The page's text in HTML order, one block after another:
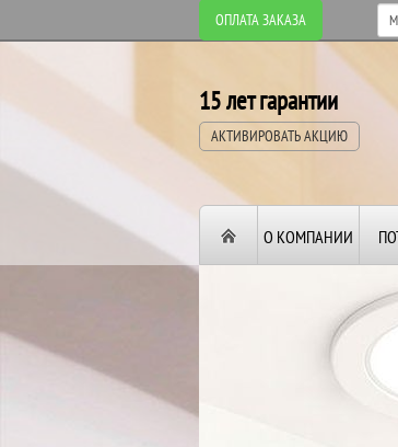
ОПЛАТА ЗАКАЗА
15 лет гарантии
АКТИВИРОВАТЬ АКЦИЮ
О КОМПАНИИ
ВТОРОЙ И
ПОТОЛОК